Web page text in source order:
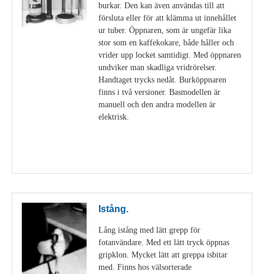
burkar. Den kan även användas till att
försluta eller för att klämma ut innehållet
ur tuber. Öppnaren, som är ungefär lika
stor som en kaffekokare, både håller och
vrider upp locket samtidigt. Med öppnaren
undviker man skadliga vridrörelser.
Handtaget trycks nedåt. Burköppnaren
finns i två versioner. Basmodellen är
manuell och den andra modellen är
elektrisk.
Istång.
Lång istång med lätt grepp för
fotanvändare. Med ett lätt tryck öppnas
gripklon. Mycket lätt att greppa isbitar
med. Finns hos välsorterade